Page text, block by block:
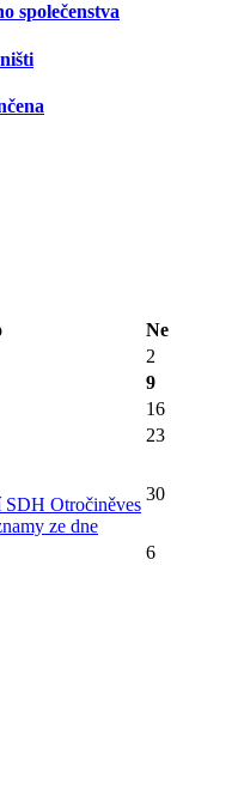
společenstva
Ne
2
9
16
23
SDH Otročiněves
ze dne
30
6